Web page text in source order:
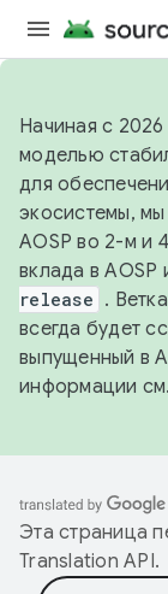
Начиная с 2026
моделью
для
экосистемы,
AOSP во 2-м и
вклада в AOSP
release . Ветка
всегда будет
выпущенный в
информации см.
Эта страница
Translation API.